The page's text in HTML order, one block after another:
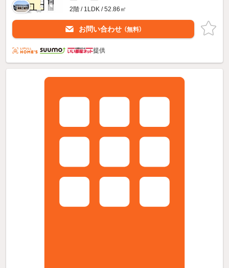
2階 / 1LDK / 52.86㎡
お問い合わせ （無料）
提供